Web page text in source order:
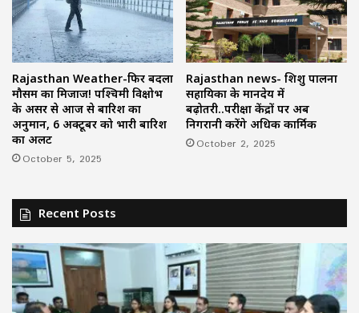
Rajasthan Weather-फिर बदला
मौसम का मिजाज! पश्चिमी विक्षोभ
के असर से आज से बारिश का
अनुमान, 6 अक्टूबर को भारी बारिश
का अलर्ट
October 5, 2025
Rajasthan news- शिशु पालना
सहायिका के मानदेय में
बढ़ोतरी..परीक्षा केंद्रों पर अब
निगरानी करेंगे अधिक कार्मिक
October 2, 2025
Recent Posts